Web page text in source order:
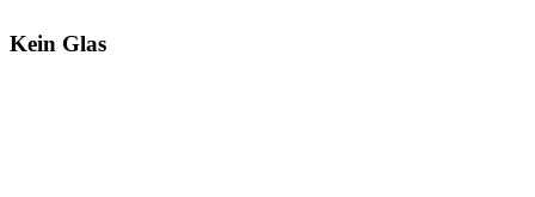
Kein Glas